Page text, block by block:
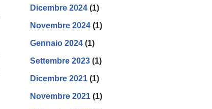
Dicembre 2024(1)
Novembre 2024(1)
Gennaio 2024(1)
Settembre 2023(1)
Dicembre 2021(1)
Novembre 2021(1)